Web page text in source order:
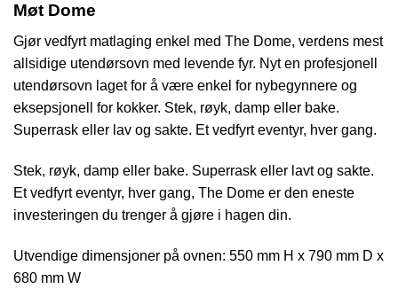
Møt Dome
Gjør vedfyrt matlaging enkel med The Dome, verdens mest
allsidige utendørsovn med levende fyr. Nyt en profesjonell
utendørsovn laget for å være enkel for nybegynnere og
eksepsjonell for kokker. Stek, røyk, damp eller bake.
Superrask eller lav og sakte. Et vedfyrt eventyr, hver gang.
Stek, røyk, damp eller bake. Superrask eller lavt og sakte.
Et vedfyrt eventyr, hver gang, The Dome er den eneste
investeringen du trenger å gjøre i hagen din.
Utvendige dimensjoner på ovnen: 550 mm H x 790 mm D x
680 mm W